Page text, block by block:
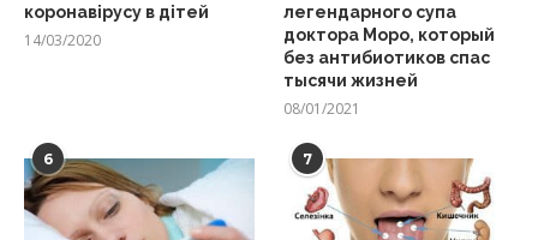
коронавірусу в дітей
14/03/2020
легендарного супа
доктора Моро, который
без антибиотиков спас
тысячи жизней
08/01/2021
6 7